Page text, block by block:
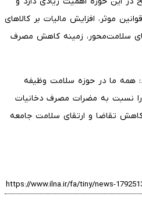
موثر، افزایش مالیات بر کالاهای
سلامت‌محور، زمینه کاهش مصرف
همه ما در حوزه سلامت وظیفه
را نسبت به مضرات مصرف دخانیات
کاهش تقاضا و ارتقای سلامت جامعه